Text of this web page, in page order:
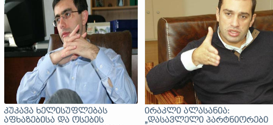
კუკავა ხელისუფლებას
აფხაზებისა და ოსების
ირაკლი ალასანია:
„დასავლელი პარტნიორები